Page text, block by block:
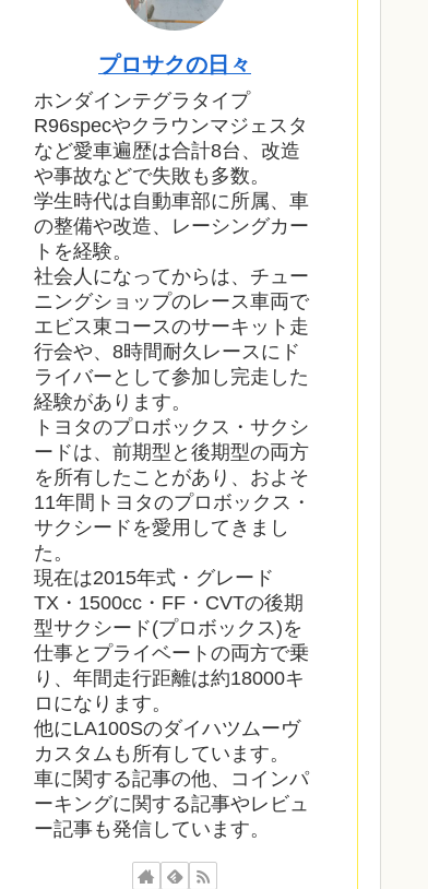
プロサクの日々
ホンダインテグラタイプ
R96specやクラウンマジェスタ
など愛車遍歴は合計8台、改造
や事故などで失敗も多数。
学生時代は自動車部に所属、車
の整備や改造、レーシングカー
トを経験。
社会人になってからは、チュー
ニングショップのレース車両で
エビス東コースのサーキット走
行会や、8時間耐久レースにド
ライバーとして参加し完走した
経験があります。
トヨタのプロボックス・サクシ
ードは、前期型と後期型の両方
を所有したことがあり、およそ
11年間トヨタのプロボックス・
サクシードを愛用してきまし
た。
現在は2015年式・グレード
TX・1500cc・FF・CVTの後期
型サクシード(プロボックス)を
仕事とプライベートの両方で乗
り、年間走行距離は約18000キ
ロになります。
他にLA100Sのダイハツムーヴ
カスタムも所有しています。
車に関する記事の他、コインパ
ーキングに関する記事やレビュ
ー記事も発信しています。